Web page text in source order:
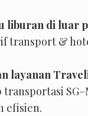
liburan di luar
transport &
layanan
efisien.